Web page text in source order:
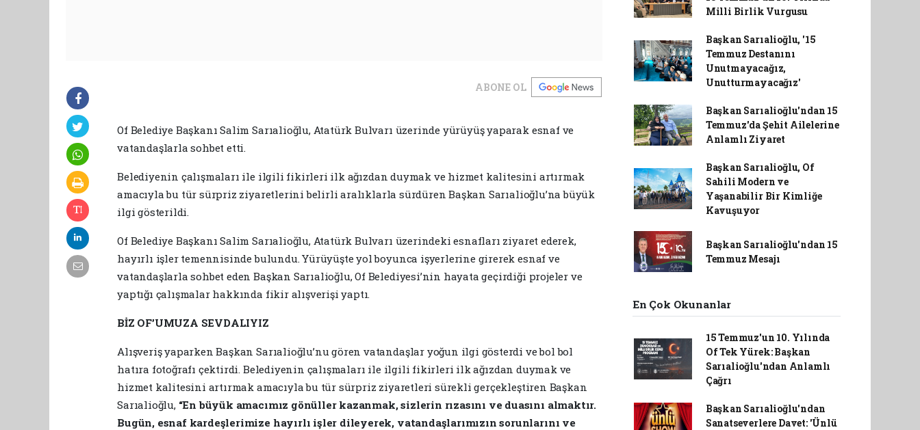
ABONE OL
Of Belediye Başkanı Salim Sarıalioğlu, Atatürk Bulvarı üzerinde yürüyüş yaparak esnaf ve
vatandaşlarla sohbet etti.
Belediyenin çalışmaları ile ilgili fikirleri ilk ağızdan duymak ve hizmet kalitesini artırmak
amacıyla bu tür sürpriz ziyaretlerini belirli aralıklarla sürdüren Başkan Sarıalioğlu’na büyük
ilgi gösterildi.
Of Belediye Başkanı Salim Sarıalioğlu, Atatürk Bulvarı üzerindeki esnafları ziyaret ederek,
hayırlı işler temennisinde bulundu. Yürüyüşte yol boyunca işyerlerine girerek esnaf ve
vatandaşlarla sohbet eden Başkan Sarıalioğlu, Of Belediyesi’nin hayata geçirdiği projeler ve
yaptığı çalışmalar hakkında fikir alışverişi yaptı.
BİZ OF’UMUZA SEVDALIYIZ
Alışveriş yaparken Başkan Sarıalioğlu’nu gören vatandaşlar yoğun ilgi gösterdi ve bol bol
hatıra fotoğrafı çektirdi. Belediyenin çalışmaları ile ilgili fikirleri ilk ağızdan duymak ve
hizmet kalitesini artırmak amacıyla bu tür sürpriz ziyaretleri sürekli gerçekleştiren Başkan
Sarıalioğlu,“En büyük amacımız gönüller kazanmak, sizlerin rızasını ve duasını almaktır.
Bugün, esnaf kardeşlerimize hayırlı işler dileyerek, vatandaşlarımızın sorunlarını ve
Milli Birlik Vurgusu
Başkan Sarıalioğlu, '15
Temmuz Destanını
Unutmayacağız,
Unutturmayacağız'
Başkan Sarıalioğlu'ndan 15
Temmuz'da Şehit Ailelerine
Anlamlı Ziyaret
Başkan Sarıalioğlu, Of
Sahili Modern ve
Yaşanabilir Bir Kimliğe
Kavuşuyor
Başkan Sarıalioğlu'ndan 15
Temmuz Mesajı
En Çok Okunanlar
15 Temmuz'un 10. Yılında
Of Tek Yürek: Başkan
Sarıalioğlu'ndan Anlamlı
Çağrı
Başkan Sarıalioğlu'ndan
Sanatseverlere Davet: 'Ünlü